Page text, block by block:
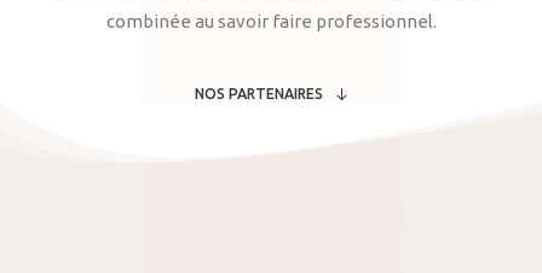
combinée au savoir faire professionnel.
NOS PARTENAIRES